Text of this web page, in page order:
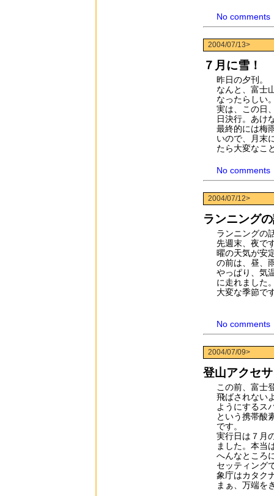
No comments
2004/07/13>
７月に雪！
昨日の夕刊。
なんと、富士
なったらしい
実は、この日
日決行。あけ
最終的には梅
いので、月末
たら大変なこ
No comments
2004/07/12>
ランニング
ランニングの
先週末、夜で
曜の天気が安
の前は、昼、
やっぱり、気
に走れました
大変な季節で
No comments
2004/07/09>
登山アクセ
この前、富士
飛ばされない
ようにするス
という携帯酸
です。
実行日は７月
ました。本当
へんなところ
セッティング
象庁はカタク
まぁ、万端を